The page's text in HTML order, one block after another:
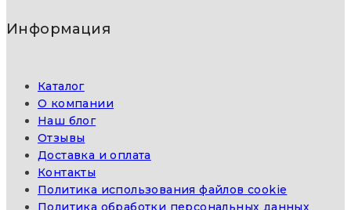
Информация
Каталог
О компании
Наш блог
Отзывы
Доставка и оплата
Контакты
Политика использования файлов cookie
Политика обработки персональных данных